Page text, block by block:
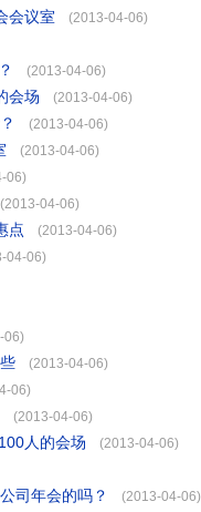
会议室 (2013-04-06)
(2013-04-06)
会场 (2013-04-06)
(2013-04-06)
(2013-04-06)
06)
(2013-04-06)
点 (2013-04-06)
04-06)
06)
(2013-04-06)
06)
(2013-04-06)
人的会场 (2013-04-06)
司年会的吗？ (2013-04-06)